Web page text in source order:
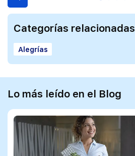
Categorías relacionadas
Alegrías
Lo más leído en el Blog